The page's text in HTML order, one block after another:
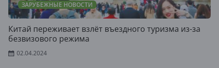
ЗАРУБЕЖНЫЕ НОВОСТИ
Китай переживает взлёт въездного туризма из-за
безвизового режима
02.04.2024